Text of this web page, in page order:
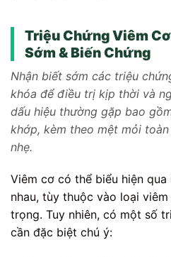
Triệu Chứng Viêm
Sớm & Biến Chứng
Nhận biết sớm các triệu
khóa để điều trị kịp thời và
dấu hiệu thường gặp bao
khớp, kèm theo mệt mỏi
nhẹ.
Viêm cơ có thể biểu hiện qua
nhau, tùy thuộc vào loại
trọng. Tuy nhiên, có một số
cần đặc biệt chú ý: